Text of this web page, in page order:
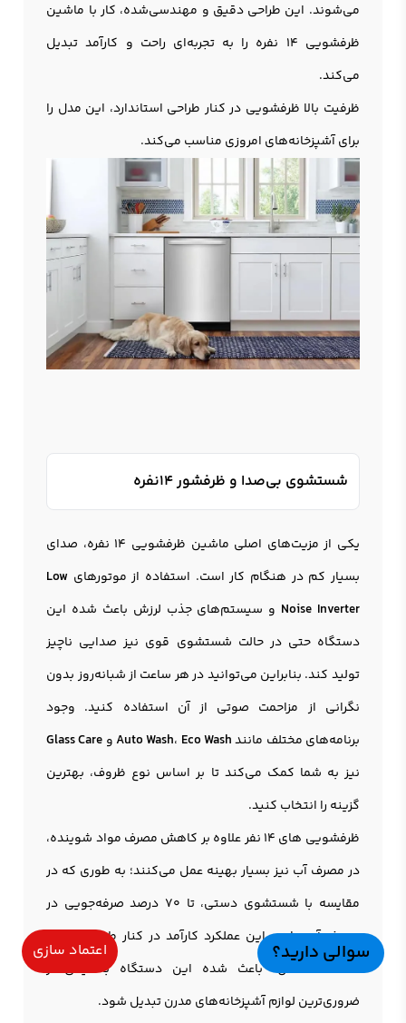
می‌شوند. این طراحی دقیق و مهندسی‌شده، کار با ماشين
ظرفشويي 14 نفره را به تجربه‌ای راحت و کارآمد تبدیل
می‌کند.
ظرفیت بالا ظرفشویی در کنار طراحی استاندارد، این مدل را
برای آشپزخانه‌های امروزی مناسب می‌کند.
شستشوی بی‌صدا و ظرفشور 14نفره
یکی از مزیت‌های اصلی ماشین ظرفشویی 14 نفره، صدای
بسیار کم در هنگام کار است. استفاده از موتورهای Low
Noise Inverter و سیستم‌های جذب لرزش باعث شده این
دستگاه حتی در حالت شستشوی قوی نیز صدایی ناچیز
تولید کند. بنابراین می‌توانید در هر ساعت از شبانه‌روز بدون
نگرانی از مزاحمت صوتی از آن استفاده کنید. وجود
برنامه‌های مختلف مانند
Auto Wash، Eco Wash و Glass Care
نیز به شما کمک می‌کند تا بر اساس نوع ظروف، بهترین
گزینه را انتخاب کنید.
ظرفشویی های 14 نفر علاوه بر کاهش مصرف مواد شوینده،
در مصرف آب نیز بسیار بهینه عمل می‌کنند؛ به طوری که در
مقایسه با شستشوی دستی، تا 70 درصد صرفه‌جویی در
مصرف آب دارند. این عملکرد کارآمد در کنار طراحی زیبا و
استفاده آسان، باعث شده این دستگاه به یکی از
ضروری‌ترین لوازم آشپزخانه‌های مدرن تبدیل شود.
سوالی دارید؟ اعتماد سازی